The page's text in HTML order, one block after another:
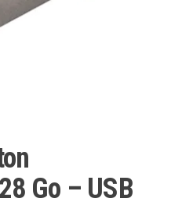
Go – USB